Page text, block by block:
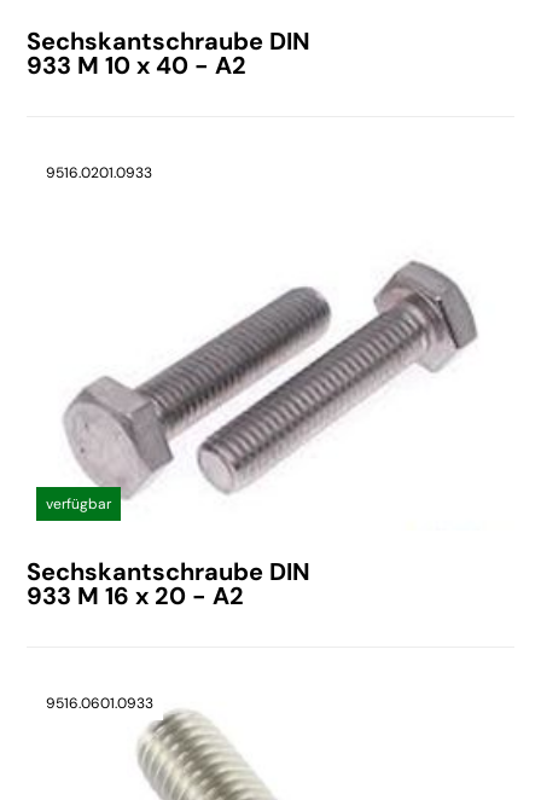
Sechskantschraube DIN
933 M 10 x 40 - A2
9516.0201.0933
verfügbar
Sechskantschraube DIN
933 M 16 x 20 - A2
9516.0601.0933